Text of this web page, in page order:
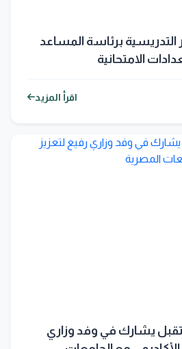
التدريسية برئاسة المساعد
الامتحانية
اقرأ المزيد
يشارك في وفد وزاري